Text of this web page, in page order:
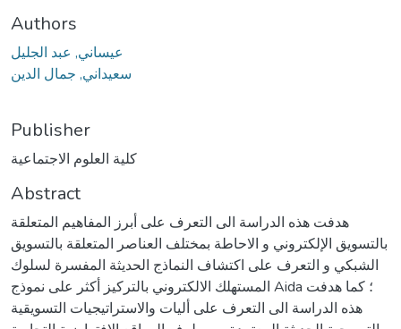
Authors
عيساني, عبد الجليل
سعيداني, جمال الدين
Publisher
كلية العلوم الاجتماعية
Abstract
هدفت هذه الدراسة الى التعرف على أبرز المفاهيم المتعلقة
بالتسويق الإلكتروني و الاحاطة بمختلف العناصر المتعلقة بالتسويق
الشبكي و التعرف على اكتشاف النماذج الحديثة المفسرة لسلوك
المستهلك الالكتروني بالتركيز أكثر على نموذج Aida ؛ كما هدفت
هذه الدراسة الى التعرف على أليات والاستراتيجيات التسويقية